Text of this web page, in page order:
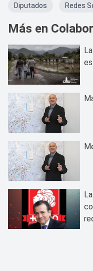
Diputados
Redes
Más en